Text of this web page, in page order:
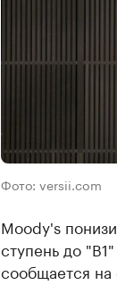
Фото: versii.com
Moody's
ступень до
сообщается на